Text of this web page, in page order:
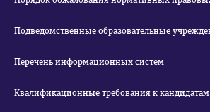
Подведомственные образовательные
Перечень информационных систем
Квалификационные требования к кандидатам